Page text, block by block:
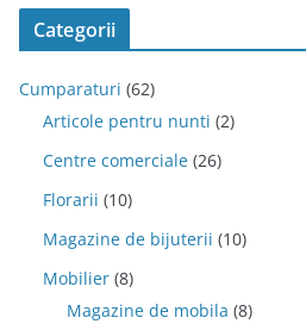
Categorii
Cumparaturi (62)
Articole pentru nunti (2)
Centre comerciale (26)
Florarii (10)
Magazine de bijuterii (10)
Mobilier (8)
Magazine de mobila (8)